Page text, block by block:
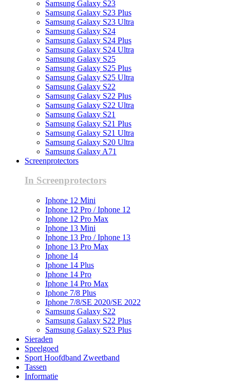
Samsung Galaxy S23
Samsung Galaxy S23 Plus
Samsung Galaxy S23 Ultra
Samsung Galaxy S24
Samsung Galaxy S24 Plus
Samsung Galaxy S24 Ultra
Samsung Galaxy S25
Samsung Galaxy S25 Plus
Samsung Galaxy S25 Ultra
Samsung Galaxy S22
Samsung Galaxy S22 Plus
Samsung Galaxy S22 Ultra
Samsung Galaxy S21
Samsung Galaxy S21 Plus
Samsung Galaxy S21 Ultra
Samsung Galaxy S20 Ultra
Samsung Galaxy A71
Screenprotectors
In Screenprotectors
Iphone 12 Mini
Iphone 12 Pro / Iphone 12
Iphone 12 Pro Max
Iphone 13 Mini
Iphone 13 Pro / Iphone 13
Iphone 13 Pro Max
Iphone 14
Iphone 14 Plus
Iphone 14 Pro
Iphone 14 Pro Max
Iphone 7/8 Plus
Iphone 7/8/SE 2020/SE 2022
Samsung Galaxy S22
Samsung Galaxy S22 Plus
Samsung Galaxy S23 Plus
Sieraden
Speelgoed
Sport Hoofdband Zweetband
Tassen
Informatie